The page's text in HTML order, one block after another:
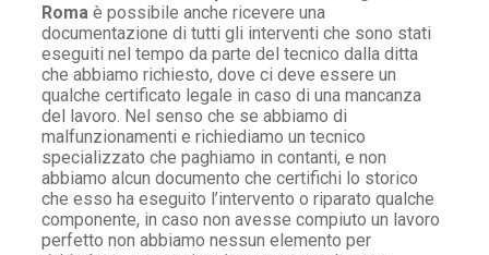
Roma è possibile anche ricevere una
documentazione di tutti gli interventi che sono stati
eseguiti nel tempo da parte del tecnico dalla ditta
che abbiamo richiesto, dove ci deve essere un
qualche certificato legale in caso di una mancanza
del lavoro. Nel senso che se abbiamo di
malfunzionamenti e richiediamo un tecnico
specializzato che paghiamo in contanti, e non
abbiamo alcun documento che certifichi lo storico
che esso ha eseguito l’intervento o riparato qualche
componente, in caso non avesse compiuto un lavoro
perfetto non abbiamo nessun elemento per